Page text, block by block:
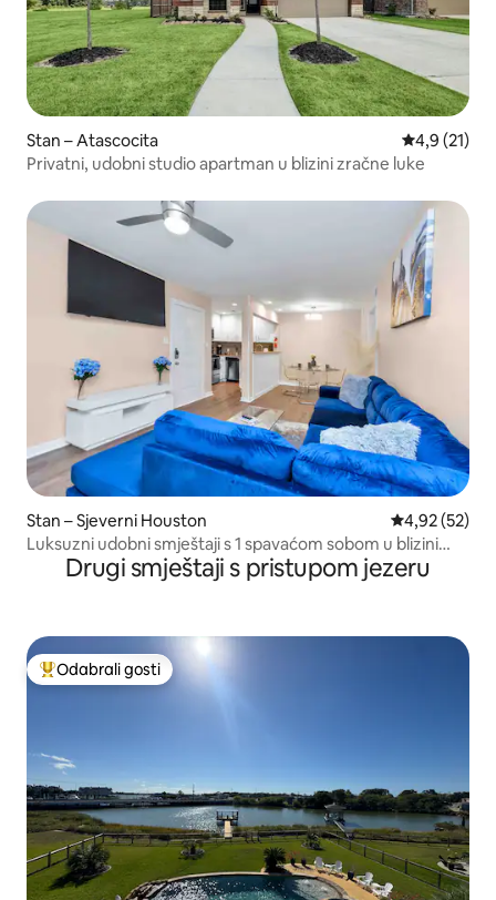
Stan – Atascocita Prosječna
4,9 (21)
Privatni, udobni studio apartman u blizini zračne luke
Stan – Sjeverni Houston Prosječna
4,92 (52)
Luksuzni udobni smještaji s 1 spavaćom sobom u blizini
zračne luke
Drugi smještaji s pristupom jezeru
Među najviše rangiranima s oznakom „Odabrali gosti”
Odabrali gosti